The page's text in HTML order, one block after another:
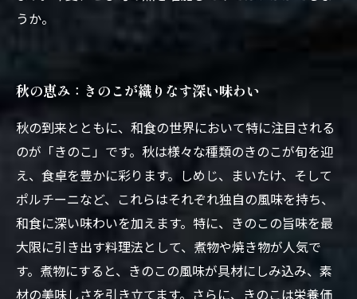
うか。
秋の恵み：きのこが織りなす深い味わい
秋の到来とともに、和食の世界において特に注目される
のが「きのこ」です。秋は様々な種類のきのこが旬を迎
え、食卓を豊かに彩ります。しめじ、まいたけ、そして
ポルチーニなど、これらはそれぞれ独自の風味を持ち、
和食に深い味わいを加えます。特に、きのこの旨味を最
大限に引き出す料理法として、煮物や焼き物が人気で
す。煮物にすると、きのこの風味が具材にしみ込み、素
材の美味しさを引き立てます。さらに、きのこは栄養価